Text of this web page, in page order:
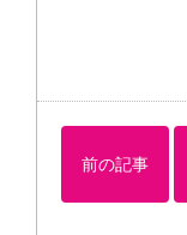
前の記事